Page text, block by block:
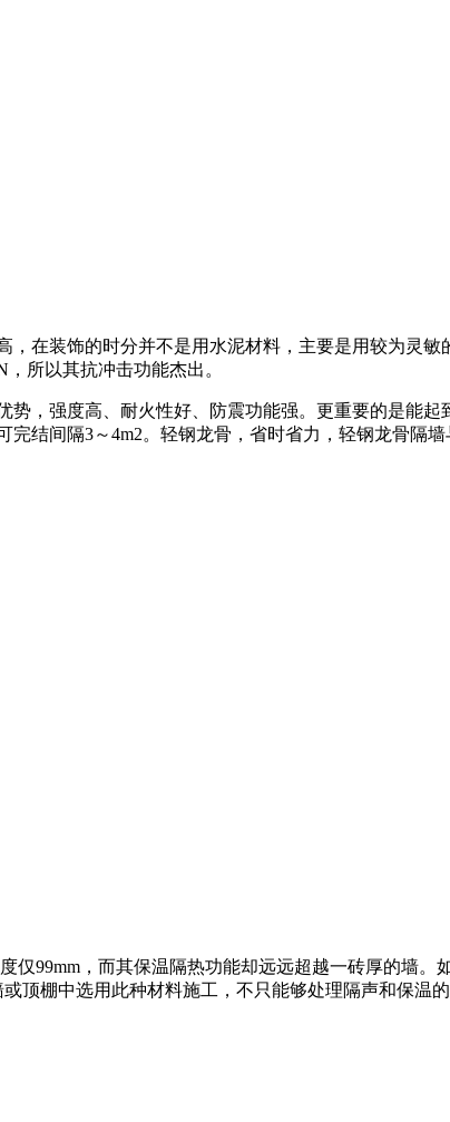
在装饰的时分并不是用水泥材料，主要是用较为灵
所以其抗冲击功能杰出。
，强度高、耐火性好、防震功能强。更重要的是能起
结间隔3～4m2。轻钢龙骨，省时省力，轻钢龙骨隔
99mm，而其保温隔热功能却远远超越一砖厚的墙。
棚中选用此种材料施工，不只能够处理隔声和保温